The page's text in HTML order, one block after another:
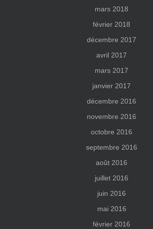
mars 2018
février 2018
décembre 2017
avril 2017
mars 2017
janvier 2017
décembre 2016
novembre 2016
octobre 2016
septembre 2016
août 2016
juillet 2016
juin 2016
mai 2016
février 2016